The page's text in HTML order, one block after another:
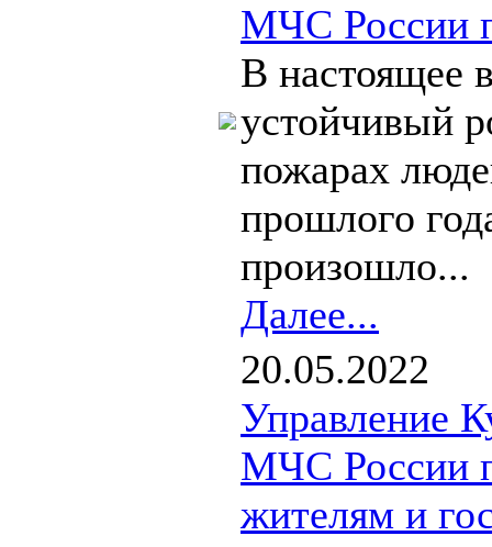
МЧС России
В настоящее
устойчивый
пожарах
прошлого
произошло...
Далее...
20.05.2022
Управление
МЧС России
жителям и